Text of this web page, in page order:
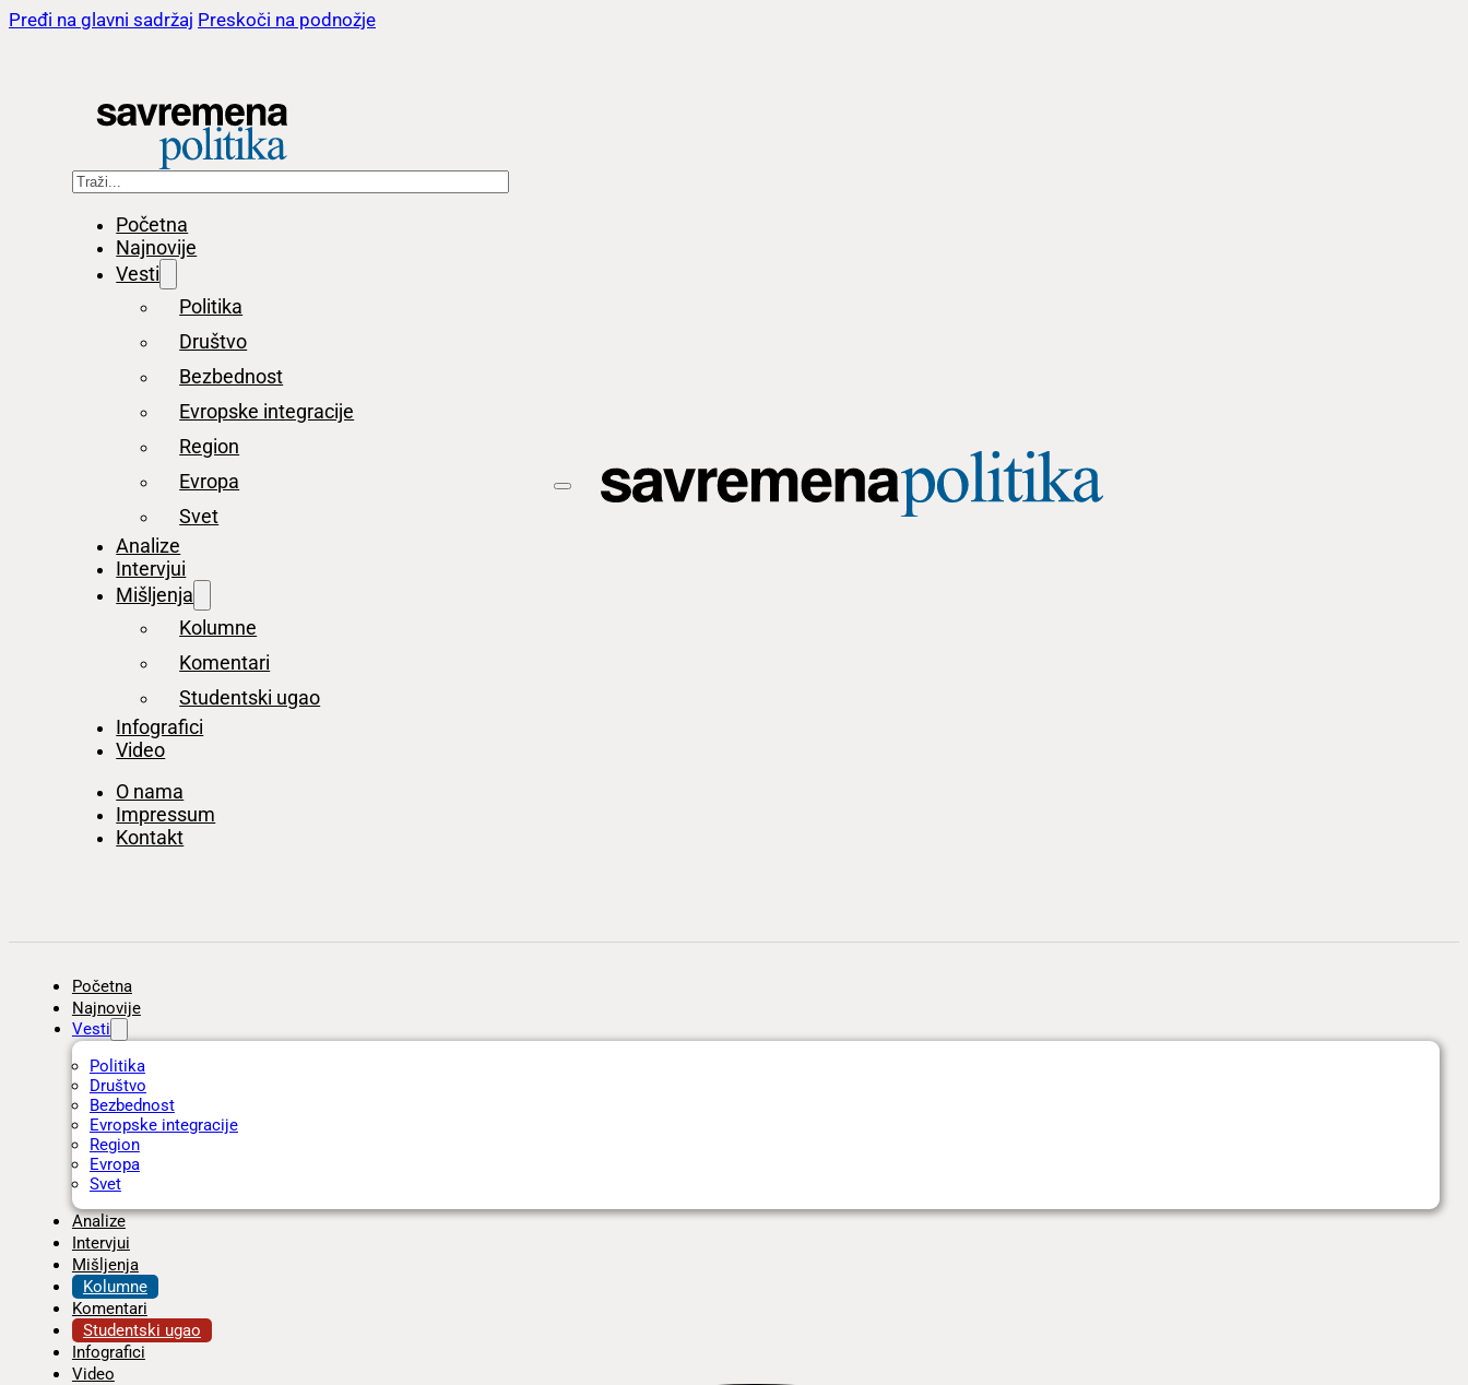
Pređi na glavni sadržaj Preskoči na podnožje
Pretraga
Početna
Najnovije
Vesti
Politika
Društvo
Bezbednost
Evropske integracije
Region
Evropa
Svet
Analize
Intervjui
Mišljenja
Kolumne
Komentari
Studentski ugao
Infografici
Video
O nama
Impressum
Kontakt
Početna
Najnovije
Vesti
Politika
Društvo
Bezbednost
Evropske integracije
Region
Evropa
Svet
Analize
Intervjui
Mišljenja
Kolumne
Komentari
Studentski ugao
Infografici
Video